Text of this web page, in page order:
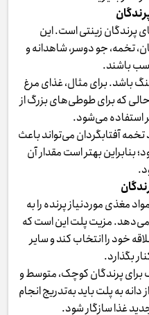
پرندگان زینتی است. این
تخمه، جو دوسر، شاهدانه و
باشند.
باشد. برای مثال، غذای مرغ
که برای طوطی‌های بزرگ از
استفاده می‌شود.
آفتابگردان می‌تواند باعث
بنابراین بهتر است مقدار آن
مغذی موردنیاز پرنده را به
می‌دهد. مزیت پلت این است که
خود را انتخاب کند و سایر
بگذارد.
برای پرندگان کوچک، متوسط و
به پلت باید به‌تدریج انجام
غذا سازگار شود.